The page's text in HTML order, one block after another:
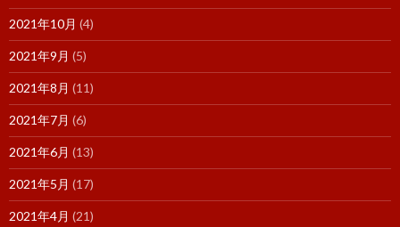
2021年10月 (4)
2021年9月 (5)
2021年8月 (11)
2021年7月 (6)
2021年6月 (13)
2021年5月 (17)
2021年4月 (21)